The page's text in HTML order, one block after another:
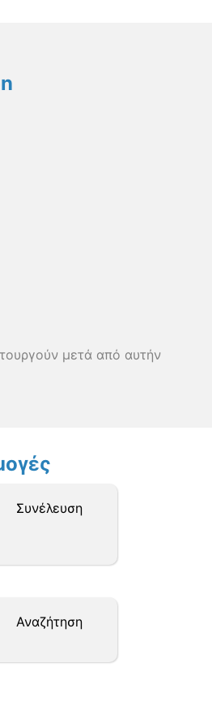
μετά από αυτήν
Συνέλευση
Αναζήτηση